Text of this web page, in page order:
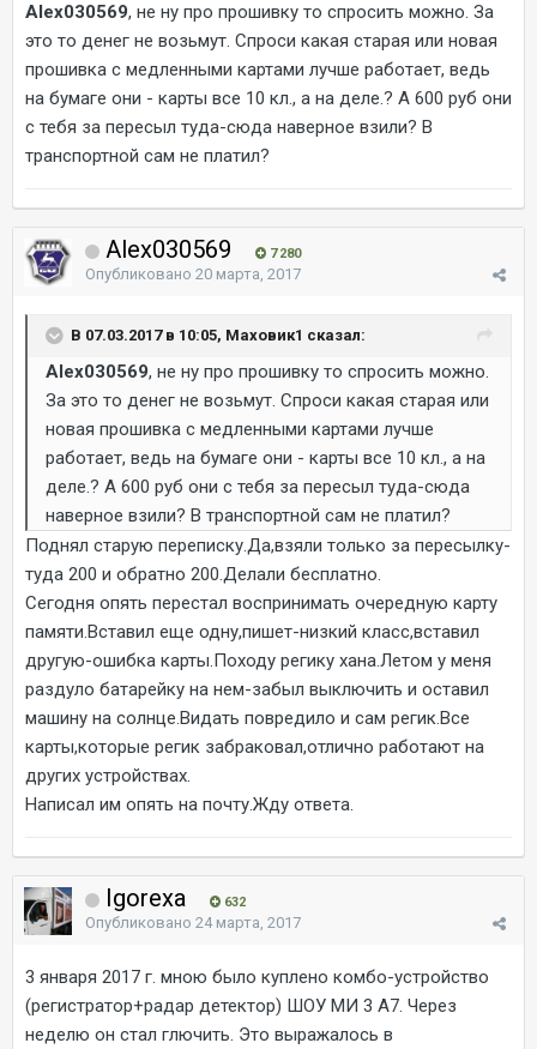
Alex030569, не ну про прошивку то спросить можно. За
это то денег не возьмут. Спроси какая старая или новая
прошивка с медленными картами лучше работает, ведь
на бумаге они - карты все 10 кл., а на деле.? А 600 руб они
с тебя за пересыл туда-сюда наверное взили? В
транспортной сам не платил?
Alex030569 7 280
Опубликовано 20 марта, 2017
В 07.03.2017 в 10:05, Маховик1 сказал:
Alex030569, не ну про прошивку то спросить можно.
За это то денег не возьмут. Спроси какая старая или
новая прошивка с медленными картами лучше
работает, ведь на бумаге они - карты все 10 кл., а на
деле.? А 600 руб они с тебя за пересыл туда-сюда
наверное взили? В транспортной сам не платил?
Поднял старую переписку.Да,взяли только за пересылку-
туда 200 и обратно 200.Делали бесплатно.
Сегодня опять перестал воспринимать очередную карту
памяти.Вставил еще одну,пишет-низкий класс,вставил
другую-ошибка карты.Походу регику хана.Летом у меня
раздуло батарейку на нем-забыл выключить и оставил
машину на солнце.Видать повредило и сам регик.Все
карты,которые регик забраковал,отлично работают на
других устройствах.
Написал им опять на почту.Жду ответа.
Igorexa 632
Опубликовано 24 марта, 2017
3 января 2017 г. мною было куплено комбо-устройство
(регистратор+радар детектор) ШОУ МИ 3 А7. Через
неделю он стал глючить. Это выражалось в